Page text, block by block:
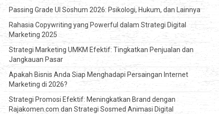
Passing Grade UI Soshum 2026: Psikologi, Hukum, dan Lainnya
Rahasia Copywriting yang Powerful dalam Strategi Digital
Marketing 2025
Strategi Marketing UMKM Efektif: Tingkatkan Penjualan dan
Jangkauan Pasar
Apakah Bisnis Anda Siap Menghadapi Persaingan Internet
Marketing di 2026?
Strategi Promosi Efektif: Meningkatkan Brand dengan
Rajakomen.com dan Strategi Sosmed Animasi Digital